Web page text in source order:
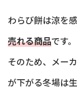
わらび餅は涼を
売れる商品です。
そのため、メー
が下がる冬場は